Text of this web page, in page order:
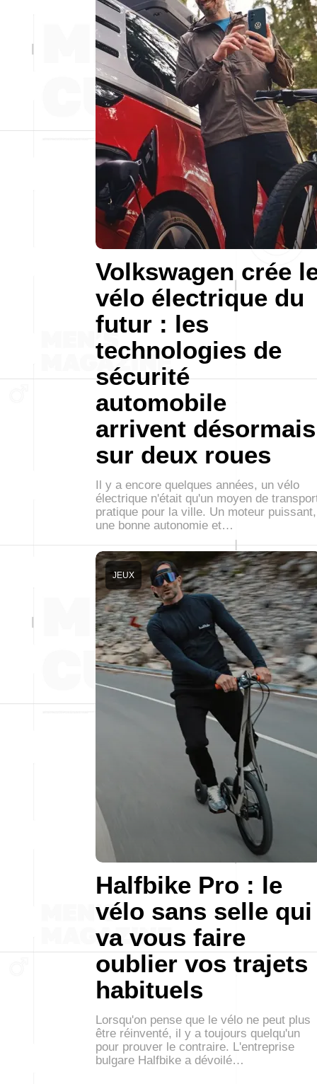
Volkswagen crée
vélo électrique du
futur : les
technologies de
sécurité
automobile
arrivent désormais
sur deux roues
Il y a encore quelques années, un vélo
électrique n'était qu'un moyen de
pratique pour la ville. Un moteur puissant,
une bonne autonomie et…
Halfbike Pro : le
vélo sans selle qui
va vous faire
oublier vos trajets
habituels
JEUX
Lorsqu'on pense que le vélo ne peut plus
être réinventé, il y a toujours quelqu'un
pour prouver le contraire. L'entreprise
bulgare Halfbike a dévoilé…